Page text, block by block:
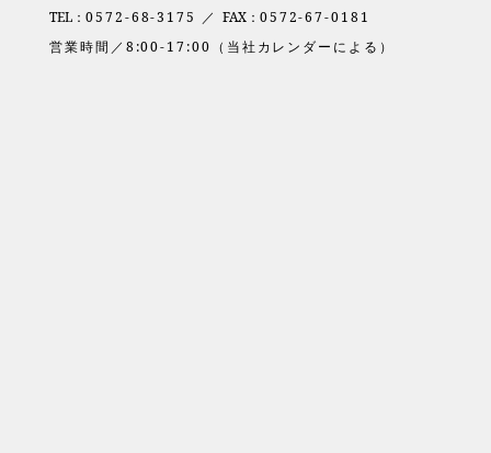
TEL： 0572-68-3175 ／ FAX： 0572-67-0181
営業時間／8:00-17:00（当社カレンダーによる）